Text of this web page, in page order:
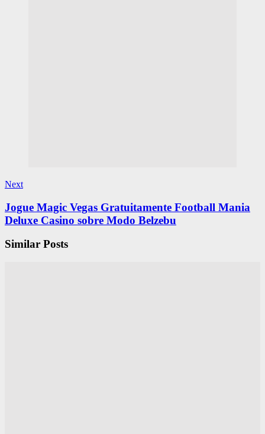
Next
Jogue Magic Vegas Gratuitamente Football Mania
Deluxe Casino sobre Modo Belzebu
Similar Posts